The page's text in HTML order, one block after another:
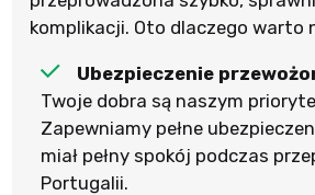
komplikacji. Oto dlaczego warto
Ubezpieczenie
Twoje dobra są naszym
Zapewniamy pełne
miał pełny spokój podczas
Portugalii.